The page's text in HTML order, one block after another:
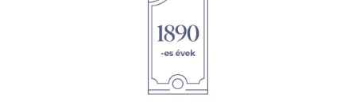
1895